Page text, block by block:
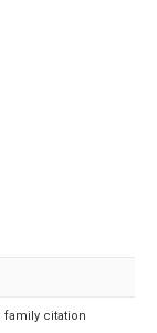
family citation